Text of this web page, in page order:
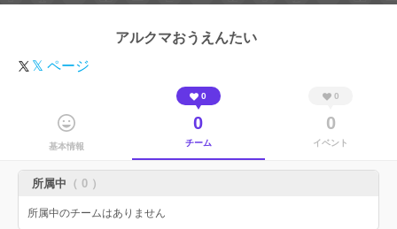
アルクマおうえんたい
𝕏 ページ
基本情報
0
0
チーム
0
0
イベント
所属中 （ 0 ）
所属中のチームはありません